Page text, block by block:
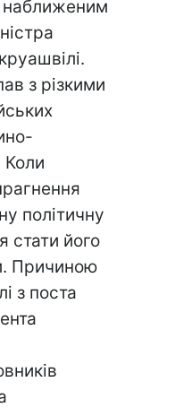
наближеним
з різкими
Коли
політичну
стати його
Причиною
з поста